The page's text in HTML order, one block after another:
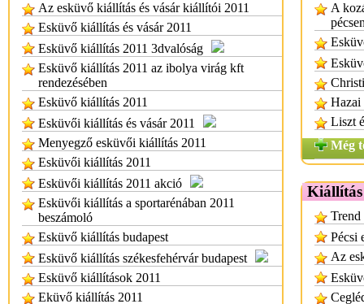
Az esküvő kiállítás és vásár kiállítói 2011
Esküvő kiállítás és vásár 2011
Esküvő kiállítás 2011 3dvalóság
Esküvő kiállítás 2011 az ibolya virág kft
rendezésében
Esküvő kiállítás 2011
Esküvői kiállítás és vásár 2011
Menyegző esküvői kiállítás 2011
Esküvői kiállítás 2011
Esküvői kiállítás 2011 akció
Esküvői kiállítás a sportarénában 2011
beszámoló
Esküvő kiállítás budapest
Esküvő kiállítás székesfehérvár budapest
Esküvő kiállítások 2011
Eküvő kiállítás 2011
A
Hazai
Liszt
Még
Kiállítás
Trend
Pécsi
Az